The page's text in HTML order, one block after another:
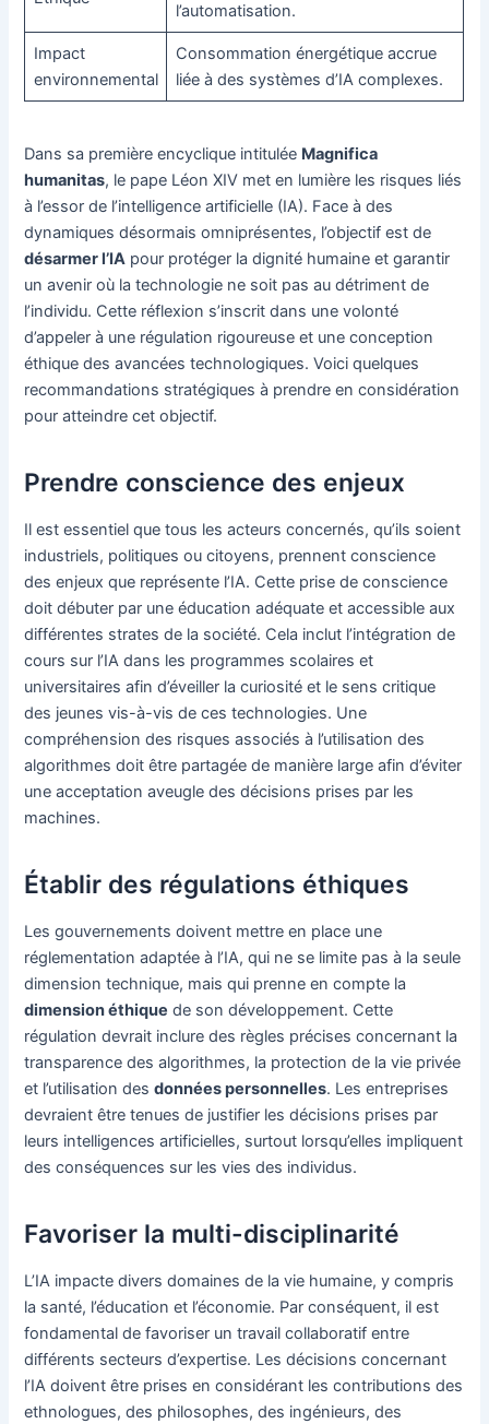
l’automatisation.
Impact
environnemental
Consommation énergétique accrue
liée à des systèmes d’IA complexes.
Dans sa première encyclique intitulée Magnifica
humanitas, le pape Léon XIV met en lumière les risques liés
à l’essor de l’intelligence artificielle (IA). Face à des
dynamiques désormais omniprésentes, l’objectif est de
désarmer l’IA pour protéger la dignité humaine et garantir
un avenir où la technologie ne soit pas au détriment de
l’individu. Cette réflexion s’inscrit dans une volonté
d’appeler à une régulation rigoureuse et une conception
éthique des avancées technologiques. Voici quelques
recommandations stratégiques à prendre en considération
pour atteindre cet objectif.
Prendre conscience des enjeux
Il est essentiel que tous les acteurs concernés, qu’ils soient
industriels, politiques ou citoyens, prennent conscience
des enjeux que représente l’IA. Cette prise de conscience
doit débuter par une éducation adéquate et accessible aux
différentes strates de la société. Cela inclut l’intégration de
cours sur l’IA dans les programmes scolaires et
universitaires afin d’éveiller la curiosité et le sens critique
des jeunes vis-à-vis de ces technologies. Une
compréhension des risques associés à l’utilisation des
algorithmes doit être partagée de manière large afin d’éviter
une acceptation aveugle des décisions prises par les
machines.
Établir des régulations éthiques
Les gouvernements doivent mettre en place une
réglementation adaptée à l’IA, qui ne se limite pas à la seule
dimension technique, mais qui prenne en compte la
dimension éthique de son développement. Cette
régulation devrait inclure des règles précises concernant la
transparence des algorithmes, la protection de la vie privée
et l’utilisation desdonnées personnelles. Les entreprises
devraient être tenues de justifier les décisions prises par
leurs intelligences artificielles, surtout lorsqu’elles impliquent
des conséquences sur les vies des individus.
Favoriser la multi-disciplinarité
L’IA impacte divers domaines de la vie humaine, y compris
la santé, l’éducation et l’économie. Par conséquent, il est
fondamental de favoriser un travail collaboratif entre
différents secteurs d’expertise. Les décisions concernant
l’IA doivent être prises en considérant les contributions des
ethnologues, des philosophes, des ingénieurs, des